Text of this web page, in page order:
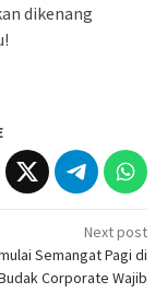
dikenang
Next post
Semangat Pagi di
Corporate Wajib